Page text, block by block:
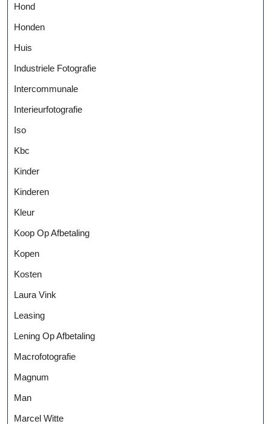
Hond
Honden
Huis
Industriele Fotografie
Intercommunale
Interieurfotografie
Iso
Kbc
Kinder
Kinderen
Kleur
Koop Op Afbetaling
Kopen
Kosten
Laura Vink
Leasing
Lening Op Afbetaling
Macrofotografie
Magnum
Man
Marcel Witte